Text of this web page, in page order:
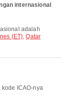
internasional
adalah
(ET),Qatar